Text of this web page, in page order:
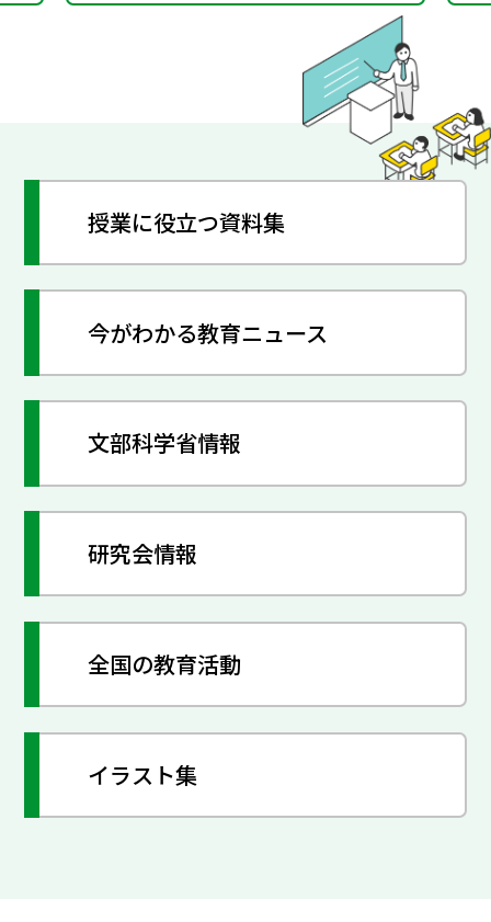
授業に役立つ資料集
今がわかる教育ニュース
文部科学省情報
研究会情報
全国の教育活動
イラスト集